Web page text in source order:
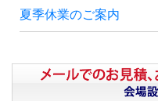
夏季休業のご案内